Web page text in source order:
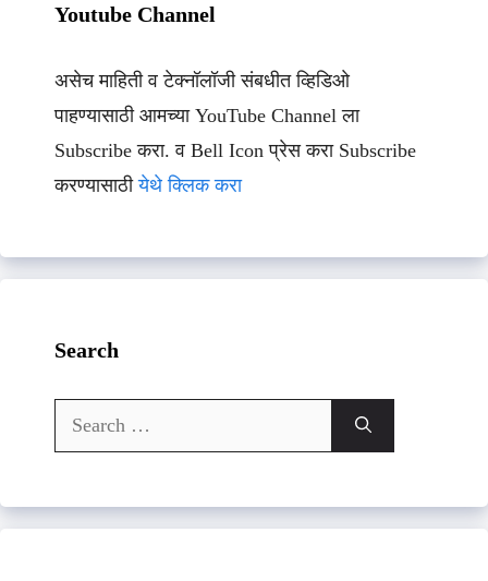
Youtube Channel
असेच माहिती व टेक्नॉलॉजी संबधीत व्हिडिओ
पाहण्यासाठी आमच्या YouTube Channel ला
Subscribe करा. व Bell Icon प्रेस करा Subscribe
करण्यासाठीयेथे क्लिक करा
Search
Search
for: